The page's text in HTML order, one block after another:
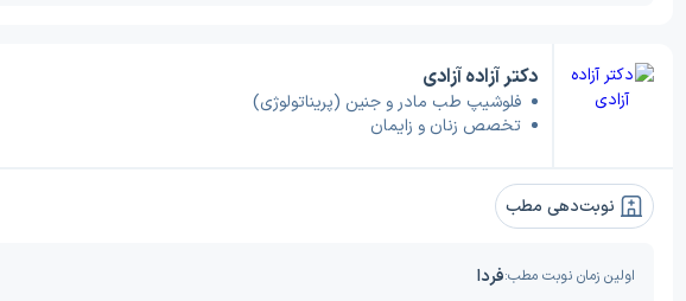
دکتر آزاده آزادی
فلوشیپ طب مادر و جنین (پریناتولوژی)
تخصص زنان و زایمان
نوبت‌دهی مطب
اولین زمان نوبت مطب:فردا